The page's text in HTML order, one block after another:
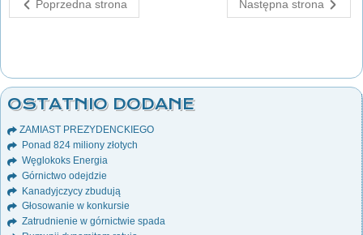
Poprzedna strona Następna strona
OSTATNIO DODANE
ZAMIAST PREZYDENCKIEGO
Ponad 824 miliony złotych
Węglokoks Energia
Górnictwo odejdzie
Kanadyjczycy zbudują
Głosowanie w konkursie
Zatrudnienie w górnictwie spada